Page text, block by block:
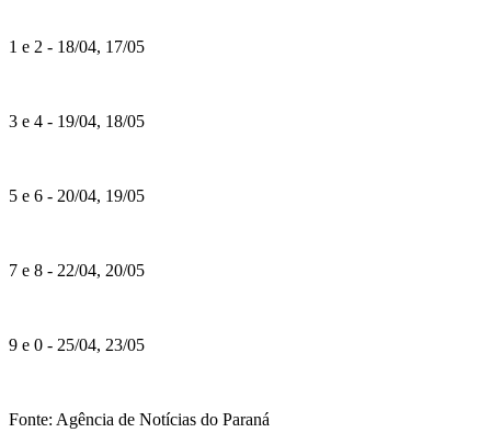
1 e 2 - 18/04, 17/05
3 e 4 - 19/04, 18/05
5 e 6 - 20/04, 19/05
7 e 8 - 22/04, 20/05
9 e 0 - 25/04, 23/05
Fonte: Agência de Notícias do Paraná